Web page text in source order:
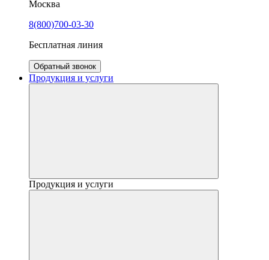
Москва
8(800)700-03-30
Бесплатная линия
Обратный звонок
Продукция и услуги
Продукция и услуги